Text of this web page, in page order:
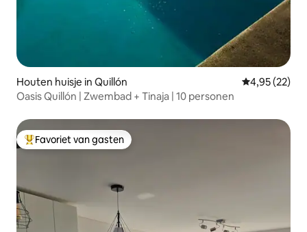
Houten huisje in Quillón Gemiddelde
4,95 (22)
Oasis Quillón | Zwembad + Tinaja | 10 personen
Topfavoriet van gasten
Favoriet van gasten